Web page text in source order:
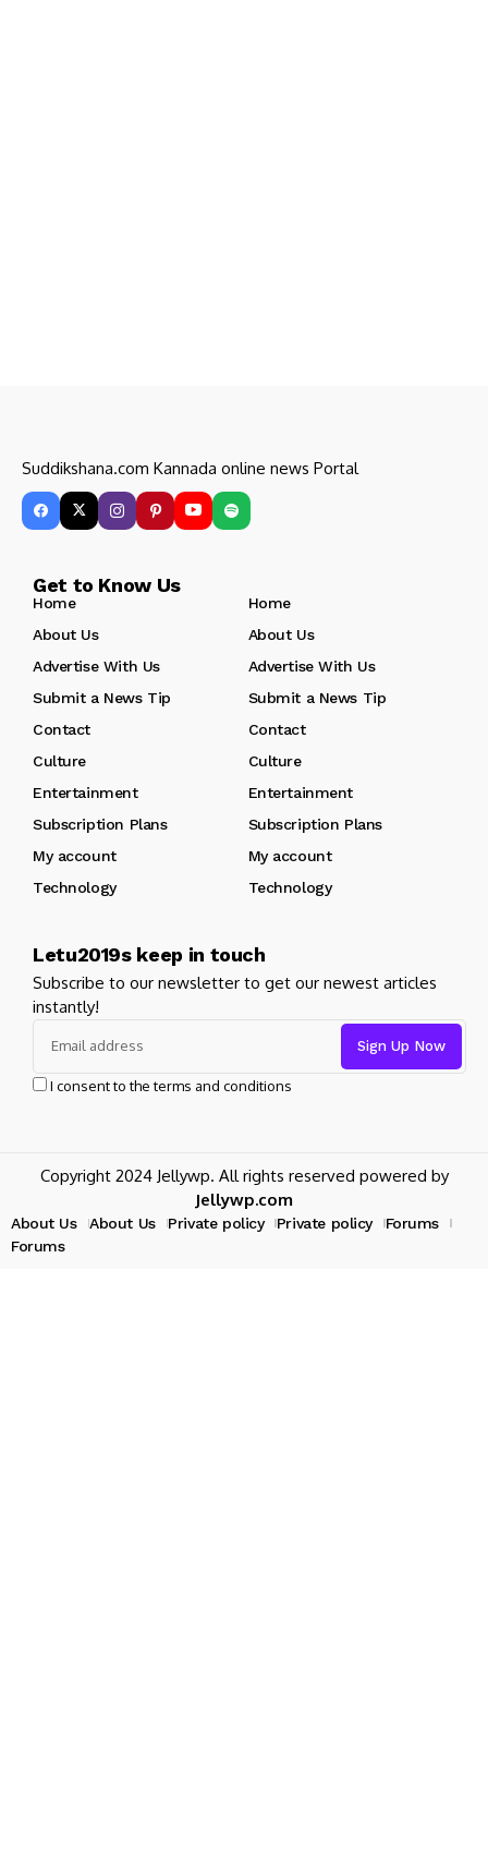
Suddikshana.com Kannada online news Portal
Get to Know Us
Home
Home
About Us
About Us
Advertise With Us
Advertise With Us
Submit a News Tip
Submit a News Tip
Contact
Contact
Culture
Culture
Entertainment
Entertainment
Subscription Plans
Subscription Plans
My account
My account
Technology
Technology
Letu2019s keep in touch
Subscribe to our newsletter to get our newest articles
instantly!
I consent to the terms and conditions
Copyright 2024 Jellywp. All rights reserved powered by
Jellywp.com
About Us About Us Private policy Private policy
Forums
Forums